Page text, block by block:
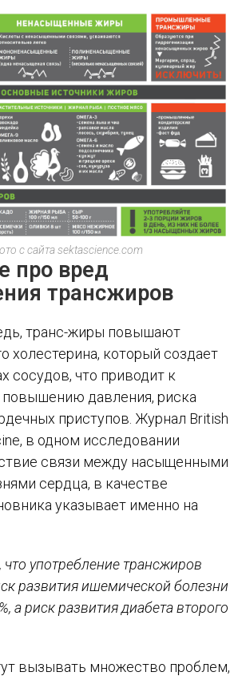
с сайта sektascience.com
про вред
трансжиров
транс-жиры повышают
холестерина, который создает
сосудов, что приводит к
повышению давления, риска
приступов. Журнал British
в одном исследовании
связи между насыщенными
сердца, в качестве
указывает именно на
что употребление трансжиров
развития ишемической болезни
а риск развития диабета второго
вызывать множество проблем,